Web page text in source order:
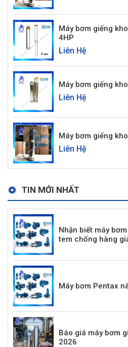
Máy bơm giếng
4HP
Liên Hệ
Máy bơm giếng
Liên Hệ
Máy bơm giếng
Liên Hệ
TIN MỚI NHẤT
Nhận biết máy
tem chống hàng
Máy bơm Pentax
Báo giá máy bơm
2026